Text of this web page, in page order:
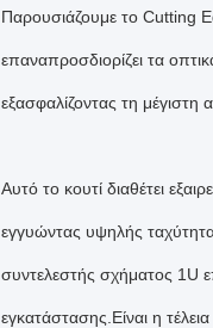
Παρουσιάζουμε το Cutting
επαναπροσδιορίζει τα
εξασφαλίζοντας τη μέγιστη
Αυτό το κουτί διαθέτει
εγγυώντας υψηλής
συντελεστής σχήματος 1U
εγκατάστασης.Είναι η